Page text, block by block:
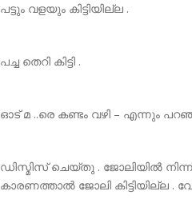
പട്ടും വളയും കിട്ടിയില്ല .
പച്ച തെറി കിട്ടി .
ഓട് മ ..രെ കണ്ടം വഴി – എന്നും
ഡിസ്മിസ് ചെയ്തു . ജോലിയിൽ നിന്ന്
കാരണത്താൽ ജോലി കിട്ടിയില്ല .